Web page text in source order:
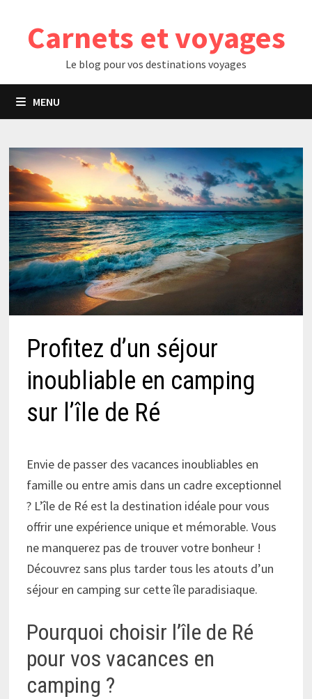
contenuCarnets et voyages
Le blog pour vos destinations voyages
MENU
Profitez d’un séjour
inoubliable en camping
sur l’île de Ré
Envie de passer des vacances inoubliables en
famille ou entre amis dans un cadre exceptionnel
? L’île de Ré est la destination idéale pour vous
offrir une expérience unique et mémorable. Vous
ne manquerez pas de trouver votre bonheur !
Découvrez sans plus tarder tous les atouts d’un
séjour en camping sur cette île paradisiaque.
Pourquoi choisir l’île de Ré
pour vos vacances en
camping ?